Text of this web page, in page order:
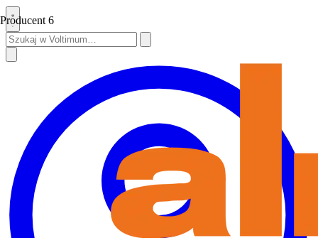
Producent 6